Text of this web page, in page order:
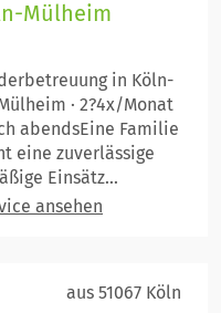
Mülheim
in Köln-
· 2?4x/Monat
abendsEine Familie
eine zuverlässige
Einsätz...
ansehen
aus 51067 Köln